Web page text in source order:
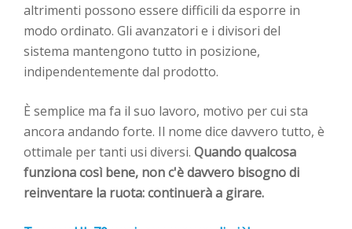
altrimenti possono essere difficili da esporre in
modo ordinato. Gli avanzatori e i divisori del
sistema mantengono tutto in posizione,
indipendentemente dal prodotto.
È semplice ma fa il suo lavoro, motivo per cui sta
ancora andando forte. Il nome dice davvero tutto, è
ottimale per tanti usi diversi. Quando qualcosa
funziona così bene, non c'è davvero bisogno di
reinventare la ruota: continuerà a girare.